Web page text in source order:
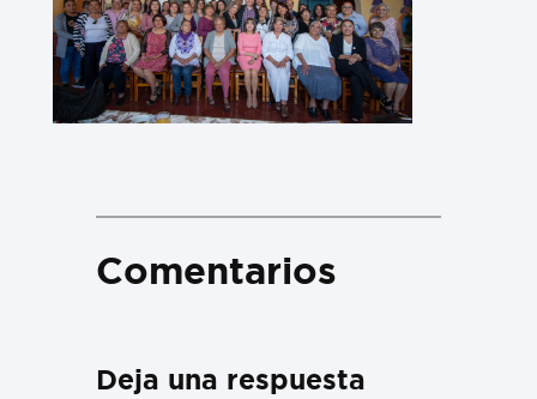
Comentarios
Deja una respuesta